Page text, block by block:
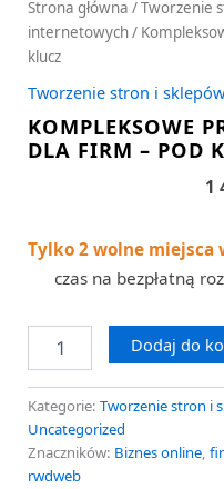
Strona główna /Tworzenie
internetowych/
klucz
Tworzenie stron i
KOMPLEKSOWE
DLA FIRM – POD
1
Tylko 2 wolne miejsca
czas na bezpłatną
Dodaj do
Kategorie: Tworzenie stron i
Uncategorized
Znaczników: Biznes online,
rwdweb